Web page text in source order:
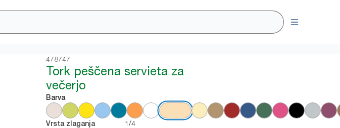
478747
Tork peščena servieta za
večerjo
Barva
Vrsta zlaganja 1/4